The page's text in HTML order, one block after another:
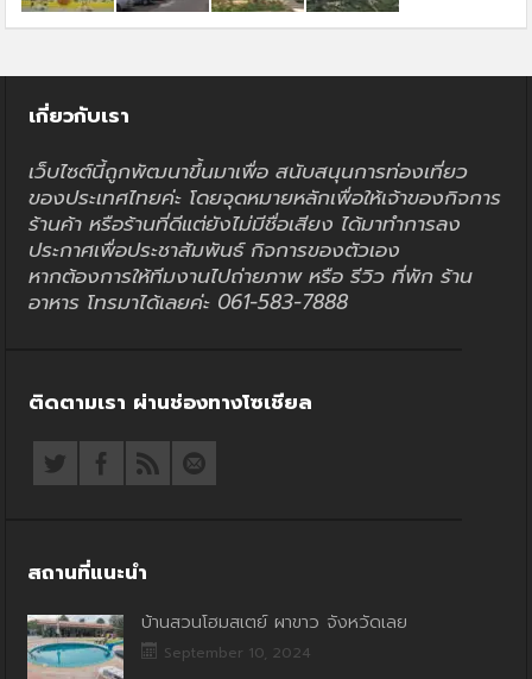
เกี่ยวกับเรา
เว็บไซต์นี้ถูกพัฒนาขึ้นมาเพื่อ สนับสนุนการท่องเที่ยว
ของประเทศไทยค่ะ โดยจุดหมายหลักเพื่อให้เจ้าของกิจการ
ร้านค้า หรือร้านที่ดีแต่ยังไม่มีชื่อเสียง ได้มาทำการลง
ประกาศเพื่อประชาสัมพันธ์ กิจการของตัวเอง
หากต้องการให้ทีมงานไปถ่ายภาพ หรือ รีวิว ที่พัก ร้าน
อาหาร โทรมาได้เลยค่ะ 061-583-7888
ติดตามเรา ผ่านช่องทางโซเชียล
สถานที่แนะนำ
บ้านสวนโฮมสเตย์ ผาขาว จังหวัดเลย
September 10, 2024